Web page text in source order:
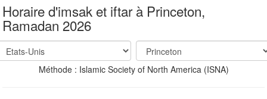
Horaire d'imsak et iftar à Princeton,
Ramadan 2026
Méthode : Islamic Society of North America (ISNA)